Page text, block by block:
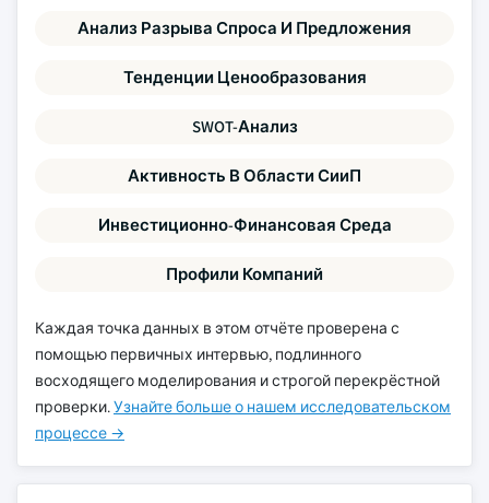
Анализ Разрыва Спроса И Предложения
Тенденции Ценообразования
SWOT-Анализ
Активность В Области СииП
Инвестиционно-Финансовая Среда
Профили Компаний
Каждая точка данных в этом отчёте проверена с
помощью первичных интервью, подлинного
восходящего моделирования и строгой перекрёстной
проверки.Узнайте больше о нашем исследовательском
процессе →